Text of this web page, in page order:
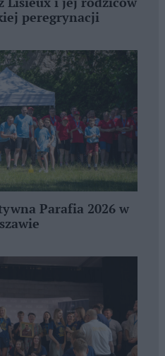
Lisieux i jej rodziców
peregrynacji
Parafia 2026 w